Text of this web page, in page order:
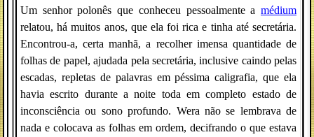
Um senhor polonês que conheceu pessoalmente a médium
relatou, há muitos anos, que ela foi rica e tinha até secretária.
Encontrou-a, certa manhã, a recolher imensa quantidade de
folhas de papel, ajudada pela secretária, inclusive caindo pelas
escadas, repletas de palavras em péssima caligrafia, que ela
havia escrito durante a noite toda em completo estado de
inconsciência ou sono profundo. Wera não se lembrava de
nada e colocava as folhas em ordem, decifrando o que estava